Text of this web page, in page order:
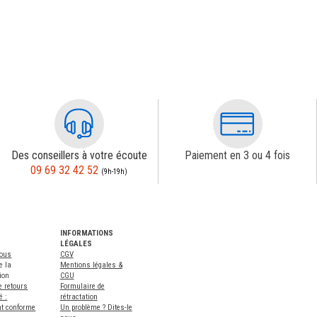
Des conseillers à votre écoute
09 69 32 42 52 (9h-19h)
Paiement en 3 ou 4 fois
la
retours
:
conforme
INFORMATIONS
LÉGALES
CGV
Mentions légales &
CGU
Formulaire de
rétractation
Un problème ? Dites-le